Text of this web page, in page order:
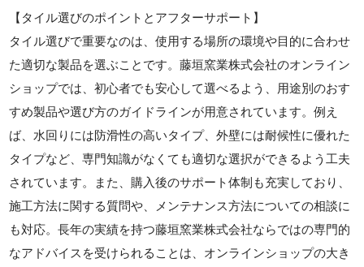
【タイル選びのポイントとアフターサポート】
タイル選びで重要なのは、使用する場所の環境や目的に合わせ
た適切な製品を選ぶことです。藤垣窯業株式会社のオンライン
ショップでは、初心者でも安心して選べるよう、用途別のおす
すめ製品や選び方のガイドラインが用意されています。例え
ば、水回りには防滑性の高いタイプ、外壁には耐候性に優れた
タイプなど、専門知識がなくても適切な選択ができるよう工夫
されています。また、購入後のサポート体制も充実しており、
施工方法に関する質問や、メンテナンス方法についての相談に
も対応。長年の実績を持つ藤垣窯業株式会社ならではの専門的
なアドバイスを受けられることは、オンラインショップの大き